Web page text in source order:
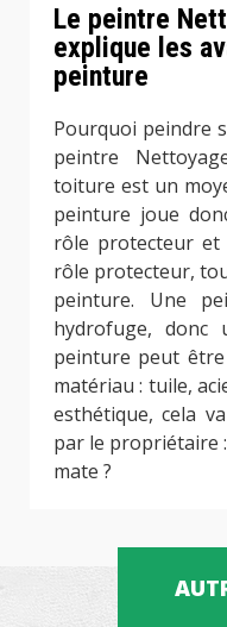
Le peintre
explique les
peinture
Pourquoi peindre
peintre
toiture est un
peinture joue
rôle protecteur et
rôle protecteur,
peinture. Une
hydrofuge, donc
peinture peut
matériau : tuile,
esthétique, cela
par le propriétaire
mate ?